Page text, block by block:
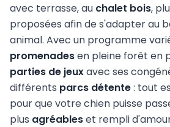
avec terrasse, au chalet bois,
proposées afin de s'adapter au
animal. Avec un programme
promenadesen pleine forêt en
parties de jeuxavec ses
différents parcs détente: tout
pour que votre chien puisse
plus agréableset rempli